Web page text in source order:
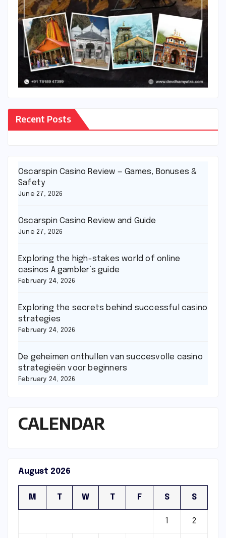
Recent Posts
Oscarspin Casino Review — Games, Bonuses &
Safety
June 27, 2026
Oscarspin Casino Review and Guide
June 27, 2026
Exploring the high-stakes world of online
casinos A gambler’s guide
February 24, 2026
Exploring the secrets behind successful casino
strategies
February 24, 2026
De geheimen onthullen van succesvolle casino
strategieën voor beginners
February 24, 2026
CALENDAR
August 2026
M T W T F S S
1 2